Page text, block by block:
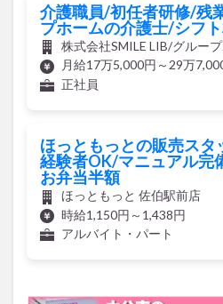
介護職員/初任者研修/残
プホームの介護士/シフ
株式会社SMILE LIB/グルー
月給17万5,000円～29万
正社員
ほっともっとの販売ス
経験者OK/マニュアル完
お弁当半額
ほっともっと 佐伯駅前店
時給1,150円～1,438円
アルバイト・パート